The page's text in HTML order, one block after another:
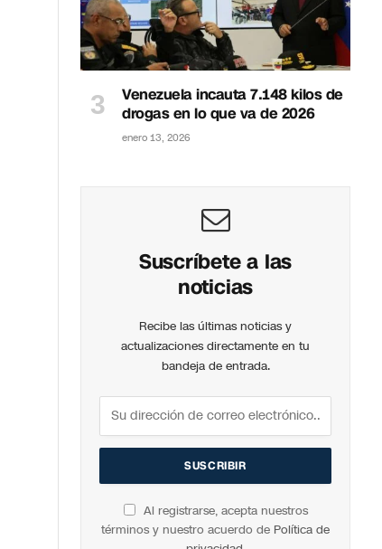
Venezuela incauta 7.148 kilos de
drogas en lo que va de 2026
enero 13, 2026
Suscríbete a las
noticias
Recibe las últimas noticias y
actualizaciones directamente en tu
bandeja de entrada.
Al registrarse, acepta nuestros
términos y nuestro acuerdo de Política de